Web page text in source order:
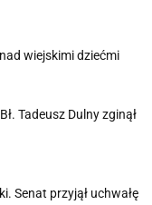
wiejskimi dziećmi
Tadeusz Dulny zginął
Senat przyjął uchwałę